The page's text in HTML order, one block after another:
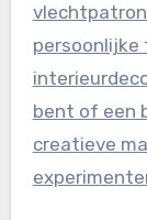
persoonlijke
bent of een
creatieve